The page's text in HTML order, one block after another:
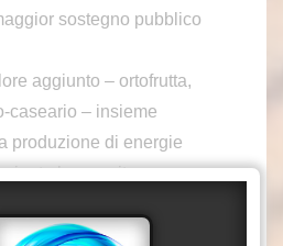
sostegno pubblico
aggiunto – ortofrutta,
caseario – insieme
produzione di energie
la crescita.
stabile, con un aumento
(+0,9%) e una